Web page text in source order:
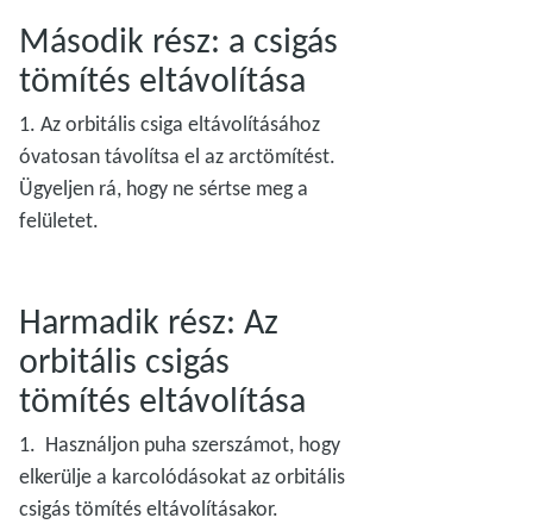
Második rész: a csigás
tömítés eltávolítása
1. Az orbitális csiga eltávolításához
óvatosan távolítsa el az arctömítést.
Ügyeljen rá, hogy ne sértse meg a
felületet.
Harmadik rész: Az
orbitális csigás
tömítés eltávolítása
1. Használjon puha szerszámot, hogy
elkerülje a karcolódásokat az orbitális
csigás tömítés eltávolításakor.